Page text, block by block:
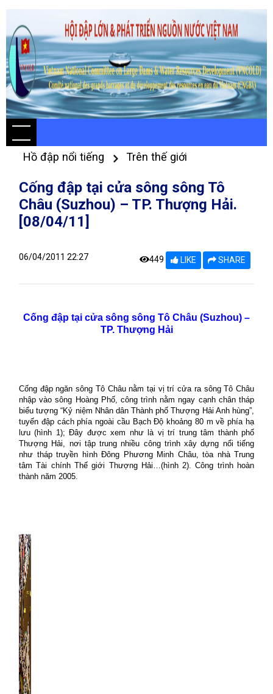
Hồ đập nổi tiếng Trên thế giới
Cống đập tại cửa sông sông Tô
Châu (Suzhou) – TP. Thượng Hải.
[08/04/11]
06/04/2011 22:27 449 LIKE SHARE
Cống đập tại cửa sông sông Tô Châu (Suzhou) –
TP. Thượng Hải
Cống đập ngăn sông Tô Châu nằm tại vị trí cửa ra sông Tô Châu
nhập vào sông Hoàng Phố, công trình nằm ngay cạnh chân tháp
biểu tượng “Kỷ niệm Nhân dân Thành phố Thượng Hải Anh hùng”,
tuyến đậpcách phía ngoài cầu Bạch Độ khoảng 80 m về phía hạ
lưu (hình 1); Đây được xem như là vị trí trung tâm thành phố
Thượng Hải, nơi tập trung nhiều công trình xây dựng nổi tiếng
như tháp truyền hình Đông Phương Minh Châu, tòa nhà Trung
tâm Tài chính Thế giới Thượng Hải…(hình 2). Công trình hoàn
thành năm 2005.